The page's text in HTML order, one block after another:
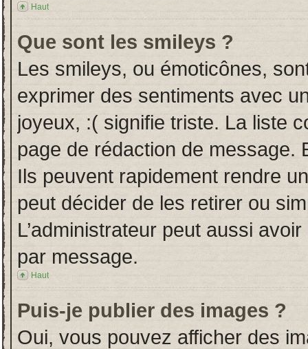
Haut
Que sont les smileys ?
Les smileys, ou émoticônes,
exprimer des sentiments avec
joyeux, :( signifie triste. La liste
page de rédaction de message.
Ils peuvent rapidement rendre
peut décider de les retirer ou
L’administrateur peut aussi
par message.
Haut
Puis-je publier des images ?
Oui, vous pouvez afficher des